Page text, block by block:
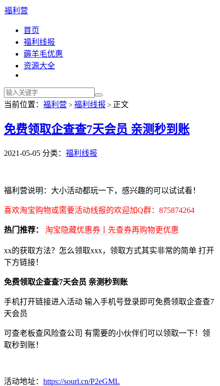
福利营
首页
福利线报
薅羊毛优惠
资源大全
当前位置： 福利营 > 福利线报 > 正文
免费领取企查查7天会员 亲测秒到账
2021-05-05 分类： 福利线报
福利营说明：大小活动都玩一下，感兴趣的可以试试看！
喜欢淘宝购物或需要活动线报的欢迎加Q群：875874264
热门推荐： 淘宝隐藏优惠券丨先查券再购物更优惠
xx的获取方法？怎么领取xxx，领取方式其实非常的简单 打开
下方链接！
免费领取企查查7天会员 亲测秒到账
手机打开链接进入活动 输入手机号登录即可免费领取企查查7
天会员
可查老板查风险查公司 有需要的小伙伴们可以领取一下！领
取秒到账！
活动地址： https://sourl.cn/P2eGML